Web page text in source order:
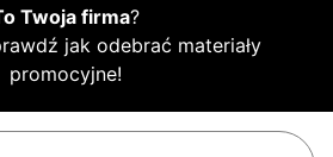
Twoja firma?
jak odebrać materiały
promocyjne!